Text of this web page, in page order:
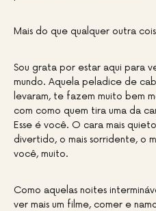
Mais do que qualquer outra
Sou grata por estar aqui para
mundo. Aquela peladice de
levaram, te fazem muito bem
com como quem tira uma da
Esse é você. O cara mais
divertido, o mais sorridente, o
você, muito.
Como aquelas noites
ver mais um filme, comer e